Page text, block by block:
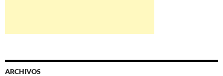
ARCHIVOS